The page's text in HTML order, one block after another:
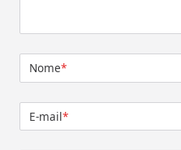
Nome*
E-mail*